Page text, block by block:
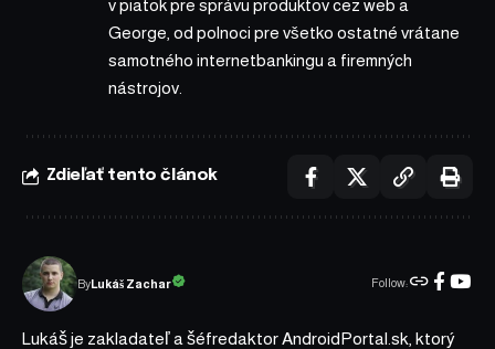
v piatok pre správu produktov cez web a
George, od polnoci pre všetko ostatné vrátane
samotného internetbankingu a firemných
nástrojov.
Zdieľať tento článok
ByLukáš Zachar Follow:
Lukáš je zakladateľ a šéfredaktor AndroidPortal.sk, ktorý